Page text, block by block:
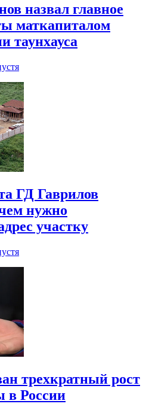
назвал главное
маткапиталом
таунхауса
ГД Гаврилов
нужно
участку
трехкратный рост
в России